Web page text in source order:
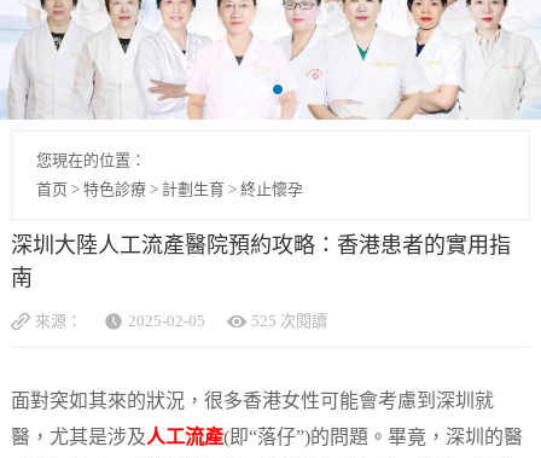
您現在的位置：
首页 > 特色診療> 計劃生育> 終止懷孕
深圳大陸人工流產醫院預約攻略：香港患者的實用指
南
來源： 2025-02-05 525 次閱讀
面對突如其來的狀況，很多香港女性可能會考慮到深圳就
醫，尤其是涉及人工流產(即“落仔”)的問題。畢竟，深圳的醫